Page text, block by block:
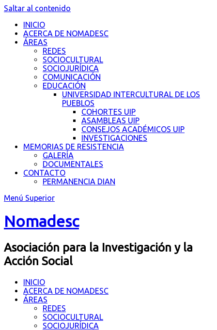
Saltar al contenido
INICIO
ACERCA DE NOMADESC
ÁREAS
REDES
SOCIOCULTURAL
SOCIOJURÍDICA
COMUNICACIÓN
EDUCACIÓN
UNIVERSIDAD INTERCULTURAL DE LOS
PUEBLOS
COHORTES UIP
ASAMBLEAS UIP
CONSEJOS ACADÉMICOS UIP
INVESTIGACIONES
MEMORIAS DE RESISTENCIA
GALERÍA
DOCUMENTALES
CONTACTO
PERMANENCIA DIAN
Menú Superior
Nomadesc
Asociación para la Investigación y la
Acción Social
INICIO
ACERCA DE NOMADESC
ÁREAS
REDES
SOCIOCULTURAL
SOCIOJURÍDICA